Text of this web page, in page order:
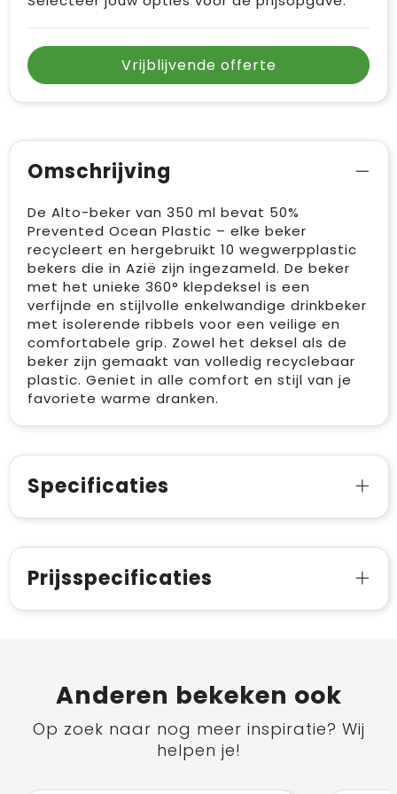
Vrijblijvende offerte
Omschrijving
De Alto-beker van 350 ml bevat 50%
Prevented Ocean Plastic – elke beker
recycleert en hergebruikt 10 wegwerpplastic
bekers die in Azië zijn ingezameld. De beker
met het unieke 360° klepdeksel is een
verfijnde en stijlvolle enkelwandige drinkbeker
met isolerende ribbels voor een veilige en
comfortabele grip. Zowel het deksel als de
beker zijn gemaakt van volledig recyclebaar
plastic. Geniet in alle comfort en stijl van je
favoriete warme dranken.
Specificaties
Prijsspecificaties
Anderen bekeken ook
Op zoek naar nog meer inspiratie? Wij
helpen je!